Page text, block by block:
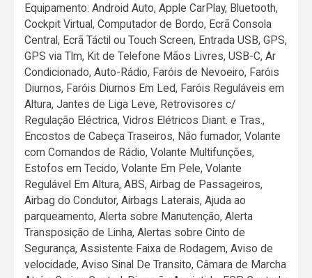
Equipamento: Android Auto, Apple CarPlay, Bluetooth,
Cockpit Virtual, Computador de Bordo, Ecrã Consola
Central, Ecrã Táctil ou Touch Screen, Entrada USB, GPS,
GPS via Tlm, Kit de Telefone Mãos Livres, USB-C, Ar
Condicionado, Auto-Rádio, Faróis de Nevoeiro, Faróis
Diurnos, Faróis Diurnos Em Led, Faróis Reguláveis em
Altura, Jantes de Liga Leve, Retrovisores c/
Regulação Eléctrica, Vidros Elétricos Diant. e Tras.,
Encostos de Cabeça Traseiros, Não fumador, Volante
com Comandos de Rádio, Volante Multifunções,
Estofos em Tecido, Volante Em Pele, Volante
Regulável Em Altura, ABS, Airbag de Passageiros,
Airbag do Condutor, Airbags Laterais, Ajuda ao
parqueamento, Alerta sobre Manutenção, Alerta
Transposição de Linha, Alertas sobre Cinto de
Segurança, Assistente Faixa de Rodagem, Aviso de
velocidade, Aviso Sinal De Transito, Câmara de Marcha